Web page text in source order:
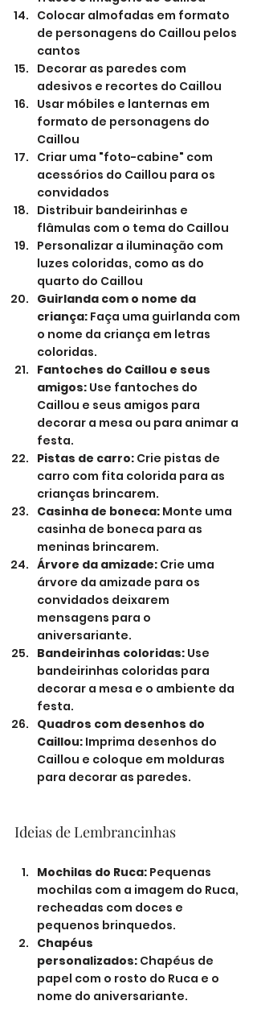
Colocar almofadas em formato
de personagens do Caillou pelos
cantos
Decorar as paredes com
adesivos e recortes do Caillou
Usar móbiles e lanternas em
formato de personagens do
Caillou
Criar uma "foto-cabine" com
acessórios do Caillou para os
convidados
Distribuir bandeirinhas e
flâmulas com o tema do Caillou
Personalizar a iluminação com
luzes coloridas, como as do
quarto do Caillou
Guirlanda com o nome da
criança: Faça uma guirlanda com
o nome da criança em letras
coloridas.
Fantoches do Caillou e seus
amigos: Use fantoches do
Caillou e seus amigos para
decorar a mesa ou para animar a
festa.
Pistas de carro: Crie pistas de
carro com fita colorida para as
crianças brincarem.
Casinha de boneca: Monte uma
casinha de boneca para as
meninas brincarem.
Árvore da amizade: Crie uma
árvore da amizade para os
convidados deixarem
mensagens para o
aniversariante.
Bandeirinhas coloridas: Use
bandeirinhas coloridas para
decorar a mesa e o ambiente da
festa.
Quadros com desenhos do
Caillou: Imprima desenhos do
Caillou e coloque em molduras
para decorar as paredes.
Ideias de Lembrancinhas
Mochilas do Ruca: Pequenas
mochilas com a imagem do Ruca,
recheadas com doces e
pequenos brinquedos.
Chapéus
personalizados: Chapéus de
papel com o rosto do Ruca e o
nome do aniversariante.